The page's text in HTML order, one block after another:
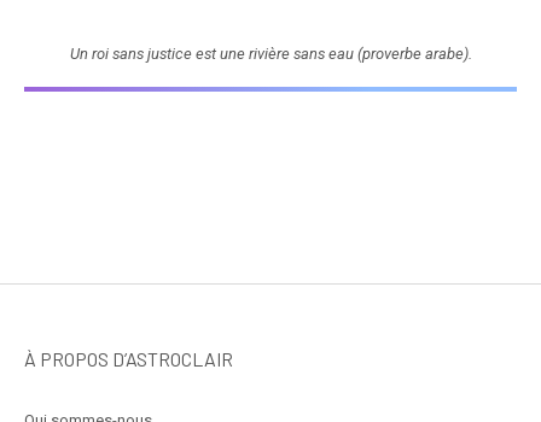
Un roi sans justice est une rivière sans eau (proverbe arabe).
À PROPOS D’ASTROCLAIR